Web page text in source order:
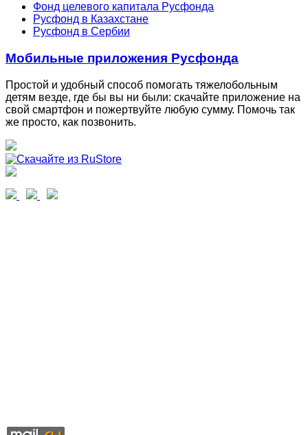
Фонд целевого капитала Русфонда
Русфонд в Казахстане
Русфонд в Сербии
Мобильные приложения Русфонда
Простой и удобный способ помогать тяжелобольным
детям везде, где бы вы ни были: скачайте приложение на
свой смартфон и пожертвуйте любую сумму. Помочь так
же просто, как позвонить.